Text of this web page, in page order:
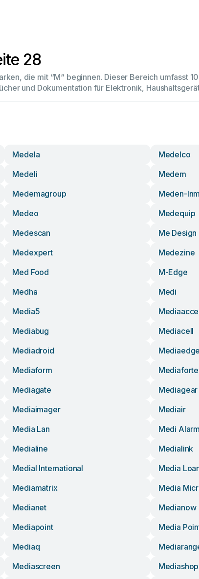
28
die mit “M“ beginnen. Dieser Bereich umfasst
und Dokumentation für Elektronik,
Medela
Medelco
Medeli
Medem
Medemagroup
Meden-
Medeo
Medequip
Medescan
Me Design
Medexpert
Medezine
Med Food
M-Edge
Medha
Medi
Media5
Mediabug
Mediacell
Mediadroid
Mediaedge
Mediaform
Mediaforte
Mediagate
Mediagear
Mediaimager
Mediair
Media Lan
Medi Alarm
Medialine
Medialink
Medial International
Media
Mediamatrix
Media
Medianet
Medianow
Mediapoint
Media
Mediaq
Mediascreen
Mediashop